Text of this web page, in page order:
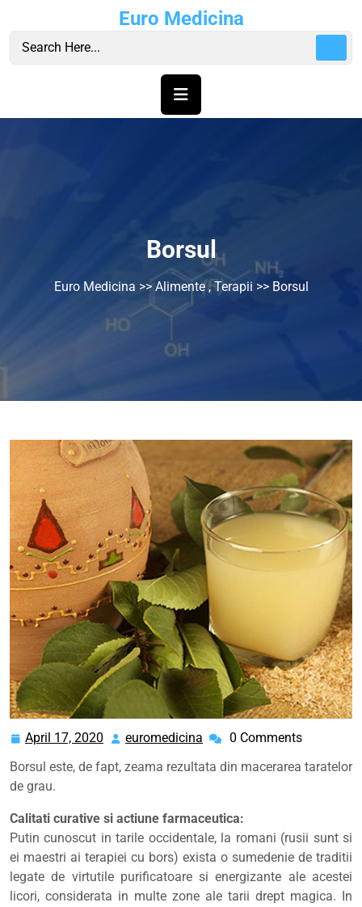
content
Euro Medicina
Borsul
Euro Medicina >> Alimente,Terapii >> Borsul
April 17, 2020 April
2020
euromedicina euromedicina
0 Comments
Borsul este, de fapt, zeama rezultata din macerarea taratelor
de grau.
Calitati curative si actiune farmaceutica:
Putin cunoscut in tarile occidentale, la romani (rusii sunt si
ei maestri ai terapiei cu bors) exista o sumedenie de traditii
legate de virtutile purificatoare si energizante ale acestei
licori, considerata in multe zone ale tarii drept magica. In